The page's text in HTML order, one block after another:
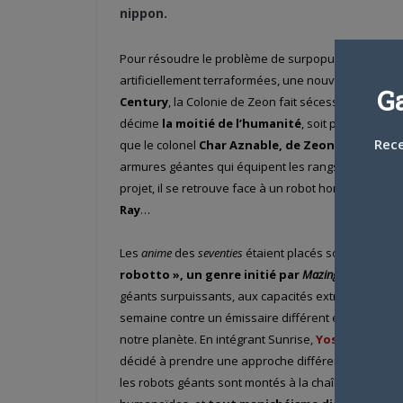
nippon.
Pour résoudre le problème de surpopulation sur
artificiellement terraformées, une nouvelle ère
Century , la Colonie de Zeon fait sécession avec
décime la moitié de l’humanité , soit plus de cinq
que le colonel Char Aznable, de Zeon , ne
armures géantes qui équipent les rangs armés de
projet, il se retrouve face à un robot hors du
Ray…
Les anime des seventies étaient placés sous le signe
robotto », un genre initié parMazinger Z
géants surpuissants, aux capacités
semaine contre un émissaire différent envoyé par
notre planète. En intégrant Sunrise,Yoshiyuki
décidé à prendre une approche différente ! Dans
les robots géants sont montés à la chaîne, tels des